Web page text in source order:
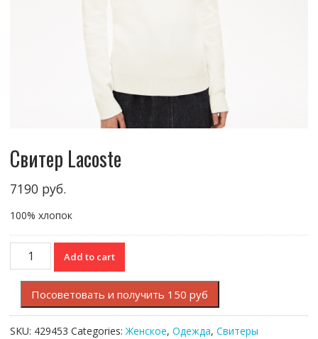
Свитер Lacoste
7190руб.
100% хлопок
Свитер
Lacoste
quantity
Add to cart
Посоветовать и получить 150 руб
SKU: 429453 Categories:Женское, Одежда, Свитеры